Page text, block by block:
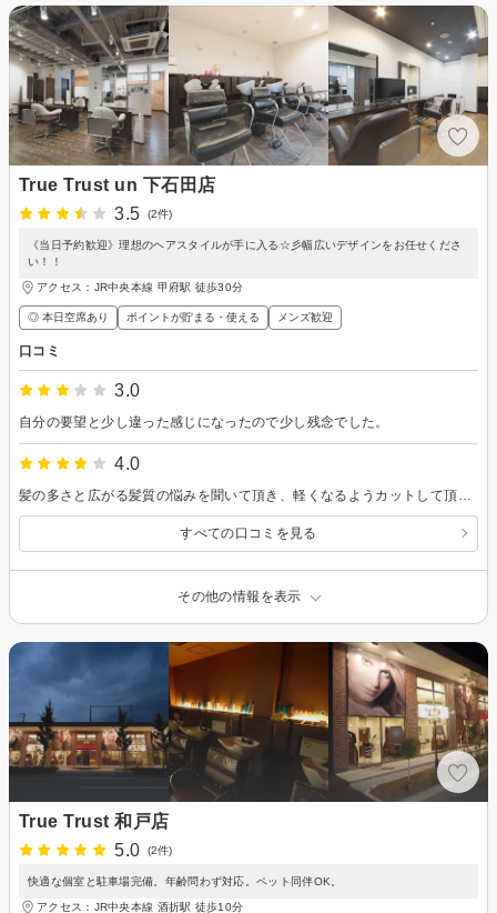
True Trust un 下石田店
3.5
(2件)
《当日予約歓迎》理想のヘアスタイルが手に入る☆彡幅広いデザインをお任せくださ
い！！
アクセス：JR中央本線 甲府駅 徒歩30分
◎ 本日空席あり ポイントが貯まる・使える メンズ歓迎
口コミ
3.0
自分の要望と少し違った感じになったので少し残念でした。
4.0
すべての口コミを見る
その他の情報を表示
True Trust 和戸店
5.0
(2件)
快適な個室と駐車場完備。年齢問わず対応。ペット同伴OK。
アクセス：JR中央本線 酒折駅 徒歩10分